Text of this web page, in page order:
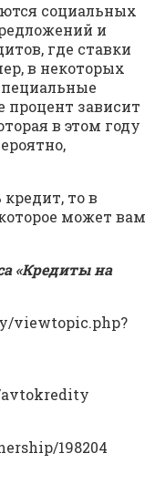
социальных
и
где ставки
в некоторых
процент зависит
в этом году
то в
может вам
«Кредиты на
viewtopic.php?
198204